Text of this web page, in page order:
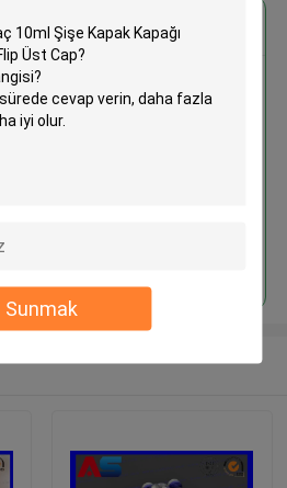
Sunmak
Fiyatı Alın
10ml Şişe Kapak Kapağı
Özel Logo Flip Üst Cap